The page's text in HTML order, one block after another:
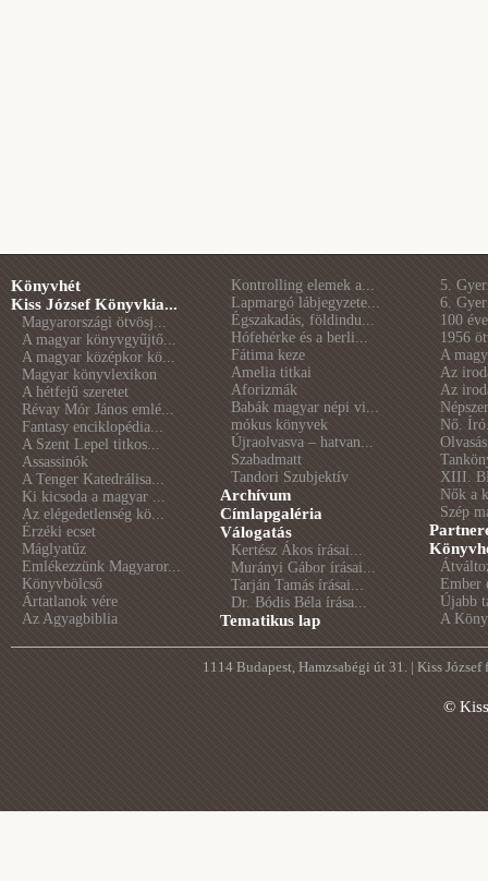
Könyvhét
Kiss József Könyvkia...
Magyarországi ötvösj...
A magyar könyvgyűjtő...
A magyar középkor kö...
Magyar könyvlexikon
A hétfejű szeretet
Révay Mór János emlé...
Fantasy enciklopédia...
A Szent Lepel titkos...
Assassinók
A Tenger Katedrálisa...
Ki kicsoda a magyar ...
Az elégedetlenség kö...
Érzéki ecset
Máglyatűz
Emlékezzünk Magyaror...
Könyvbölcső
Ártatlanok vére
Az Agyagbiblia
Kontrolling elemek a...
Lapmargó lábjegyzete...
Égszakadás, földindu...
Hófehérke és a berli...
Fátima keze
Amelia titkai
Aforizmák
Babák magyar népi vi...
mókus könyvek
Újraolvasva – hatvan...
Szabadmatt
Tandori Szubjektív
Archívum
Címlapgaléria
Válogatás
Kertész Ákos írásai...
Murányi Gábor írásai...
Tarján Tamás írásai...
Dr. Bódis Béla írása...
Tematikus lap
5.
6.
100
1956
A
Az
Az
Nő.
XIII.
Nők a
Szép
Ember
Újabb
A
1114 Budapest, Hamzsabégi út 31. | Kiss
©